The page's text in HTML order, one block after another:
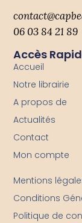
Accès
Accueil
Notre librairie
A propos de
Actualités
Contact
Mon compte
Mentions
Conditions
Politique de
06 03 84 21 89